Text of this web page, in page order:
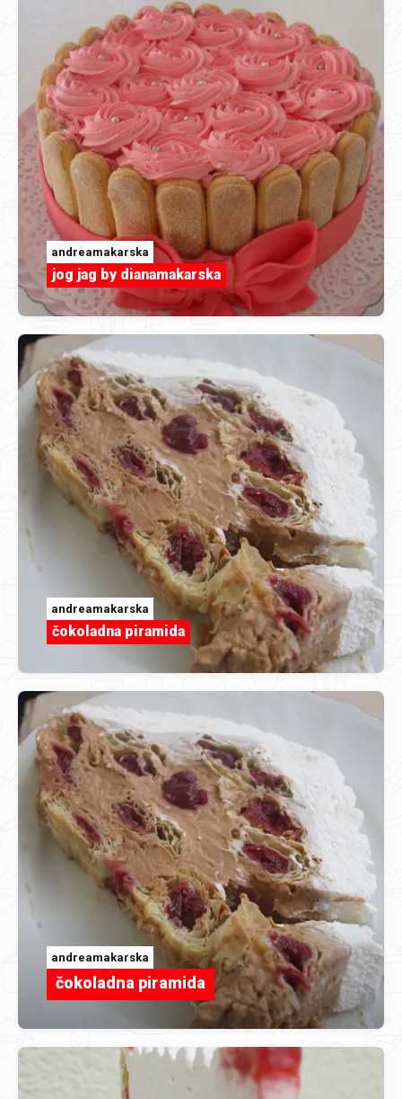
andreamakarska
jog jag by dianamakarska
andreamakarska
čokoladna piramida
andreamakarska
čokoladna piramida